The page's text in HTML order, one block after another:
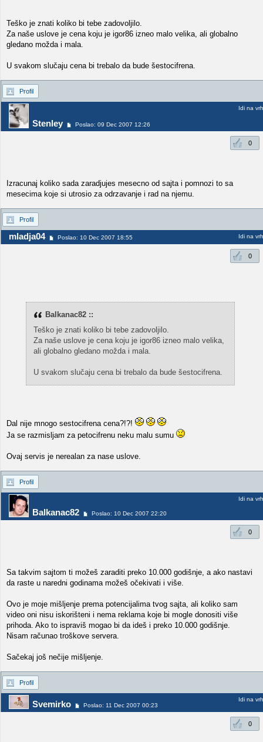
Teško je znati koliko bi tebe zadovoljilo.
Za naše uslove je cena koju je igor86 izneo malo velika, ali globalno
gledano možda i mala.
U svakom slučaju cena bi trebalo da bude šestocifrena.
Profil
Stenley Poslao: 09 Dec 2007 12:26
Idi na vrh
0
Izracunaj koliko sada zaradjujes mesecno od sajta i pomnozi to sa
mesecima koje si utrosio za odrzavanje i rad na njemu.
Profil
mladja04 Poslao: 10 Dec 2007 18:55 Idi na vrh
0
Balkanac82 ::
Teško je znati koliko bi tebe zadovoljilo.
Za naše uslove je cena koju je igor86 izneo malo velika,
ali globalno gledano možda i mala.
U svakom slučaju cena bi trebalo da bude šestocifrena.
Dal nije mnogo sestocifrena cena?!?!
Ja se razmisljam za petocifrenu neku malu sumu
Ovaj servis je nerealan za nase uslove.
Profil
Balkanac82 Poslao: 10 Dec 2007 22:20
Idi na vrh
0
Sa takvim sajtom ti možeš zaraditi preko 10.000 godišnje, a ako nastavi
da raste u naredni godinama možeš očekivati i više.
Ovo je moje mišljenje prema potencijalima tvog sajta, ali koliko sam
video oni nisu iskorišteni i nema reklama koje bi mogle donositi više
prihoda. Ako to ispraviš mogao bi da ideš i preko 10.000 godišnje.
Nisam računao troškove servera.
Sačekaj još nečije mišljenje.
Profil
Svemirko Poslao: 11 Dec 2007 00:23
Idi na vrh
0